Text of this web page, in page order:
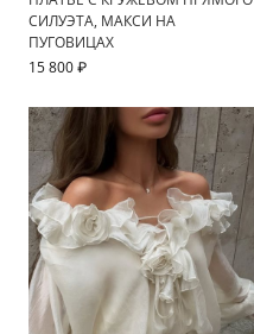
СИЛУЭТА, МАКСИ НА
ПУГОВИЦАХ
15 800 ₽